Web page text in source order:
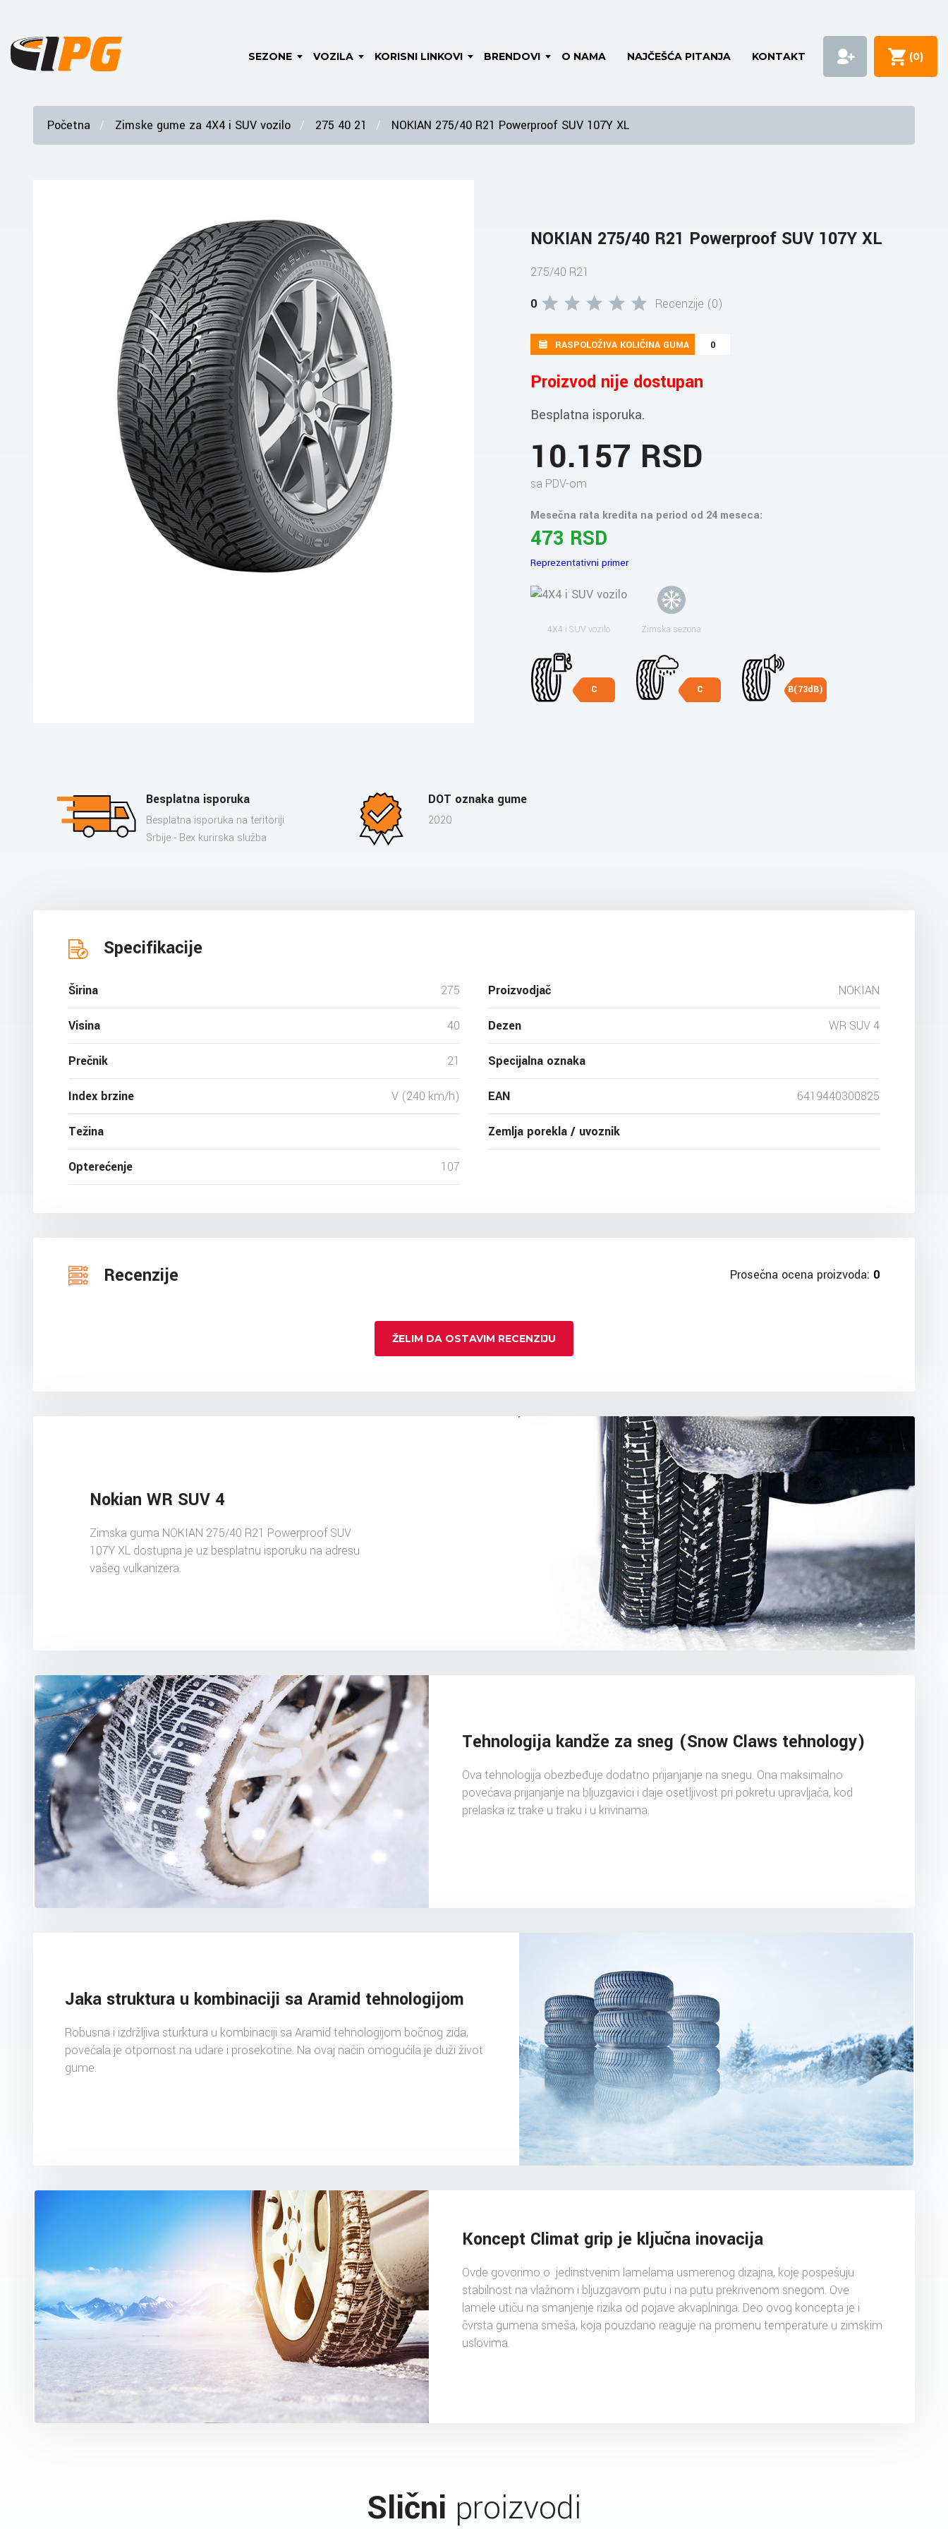
SEZONE VOZILA KORISNI LINKOVI BRENDOVI O NAMA NAJČEŠĆA PITANJA KONTAKT (0)
Početna Zimske gume za 4X4 i SUV vozilo 275 40 21 NOKIAN 275/40 R21 Powerproof SUV 107Y XL
NOKIAN 275/40 R21 Powerproof SUV 107Y XL
275/40 R21
0
Recenzije (0)
RASPOLOŽIVA KOLIČINA GUMA 0
Proizvod nije dostupan
Besplatna isporuka.
10.157 RSD
sa PDV-om
Mesečna rata kredita na period od 24 meseca:
473 RSD
Reprezentativni primer
4X4 i SUV vozilo Zimska sezona
C C B(73dB)
Besplatna isporuka
Besplatna isporuka na teritoriji
Srbije - Bex kurirska služba
DOT oznaka gume
2020
Specifikacije
Širina 275
Visina 40
Prečnik 21
Index brzine V (240 km/h)
Težina
Opterećenje 107
Proizvodjač NOKIAN
Dezen WR SUV 4
Specijalna oznaka
EAN 6419440300825
Zemlja porekla / uvoznik
Recenzije Prosečna ocena proizvoda: 0
ŽELIM DA OSTAVIM RECENZIJU
Nokian WR SUV 4
Zimska guma NOKIAN 275/40 R21 Powerproof SUV
107Y XL dostupna je uz besplatnu isporuku na adresu
vašeg vulkanizera.
Tehnologija kandže za sneg (Snow Claws tehnology)
Ova tehnologija obezbeđuje dodatno prijanjanje na snegu. Ona maksimalno
povećava prijanjanje na bljuzgavici i daje osetljivost pri pokretu upravljača, kod
prelaska iz trake u traku i u krivinama.
Jaka struktura u kombinaciji sa Aramid tehnologijom
Robusna i izdržljiva sturktura u kombinaciji sa Aramid tehnologijom bočnog zida,
povećala je otpornost na udare i prosekotine. Na ovaj način omogućila je duži život
gume.
Koncept Climat grip je ključna inovacija
Ovde govorimo o jedinstvenim lamelama usmerenog dizajna, koje pospešuju
stabilnost na vlažnom i bljuzgavom putu i na putu prekrivenom snegom. Ove
lamele utiču na smanjenje rizika od pojave akvaplninga. Deo ovog koncepta je i
čvrsta gumena smeša, koja pouzdano reaguje na promenu temperature u zimskim
uslovima.
Slični proizvodi